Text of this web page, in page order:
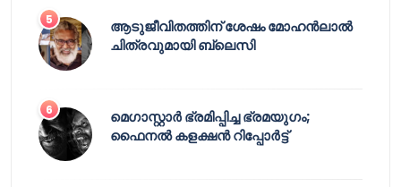
ആടുജീവിതത്തിന് ശേഷം മോഹൻലാൽ
ചിത്രവുമായി ബ്ലെസി
മെഗാസ്റ്റാർ ഭ്രമിപ്പിച്ച ഭ്രമയുഗം;
ഫൈനൽ കളക്ഷൻ റിപ്പോർട്ട്